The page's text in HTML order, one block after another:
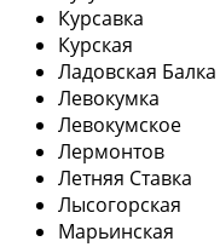
Курсавка
Курская
Ладовская Балка
Левокумка
Левокумское
Лермонтов
Летняя Ставка
Лысогорская
Марьинская